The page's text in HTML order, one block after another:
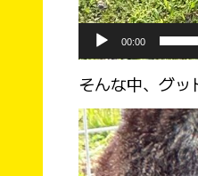
00:00
そんな中、グ